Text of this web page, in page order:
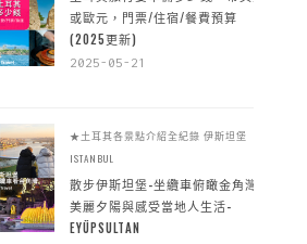
或歐元，門票/住宿/餐費預算
(2025更新)
2025-05-21
★土耳其各景點介紹全紀錄 伊斯坦堡
ISTANBUL
散步伊斯坦堡-坐纜車俯瞰金角灣
美麗夕陽與感受當地人生活-
EYÜPSULTAN